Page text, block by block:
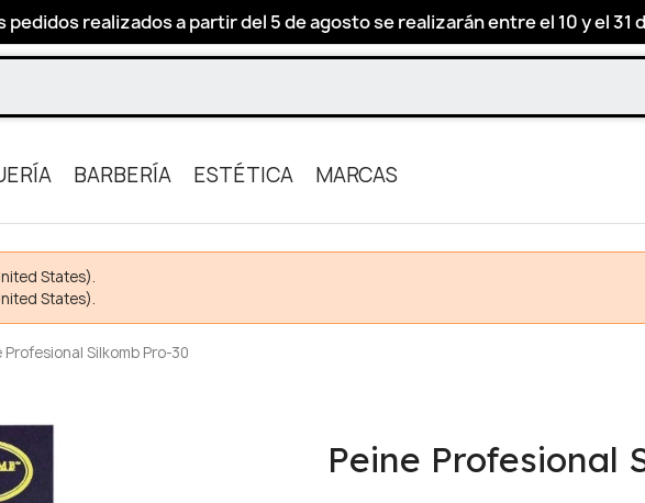
pedidos realizados a partir del 5 de agosto se realizarán entre el 10 y el 31
BARBERÍA ESTÉTICA MARCAS
States).
States).
Profesional Silkomb Pro-30
Peine Profesional